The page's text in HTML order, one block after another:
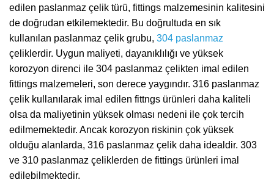
edilen paslanmaz çelik türü, fittings malzemesinin kalitesini
de doğrudan etkilemektedir. Bu doğrultuda en sık
kullanılan paslanmaz çelik grubu, 304 paslanmaz
çeliklerdir. Uygun maliyeti, dayanıklılığı ve yüksek
korozyon direnci ile 304 paslanmaz çelikten imal edilen
fittings malzemeleri, son derece yaygındır. 316 paslanmaz
çelik kullanılarak imal edilen fittngs ürünleri daha kaliteli
olsa da maliyetinin yüksek olması nedeni ile çok tercih
edilmemektedir. Ancak korozyon riskinin çok yüksek
olduğu alanlarda, 316 paslanmaz çelik daha idealdir. 303
ve 310 paslanmaz çeliklerden de fittings ürünleri imal
edilebilmektedir.